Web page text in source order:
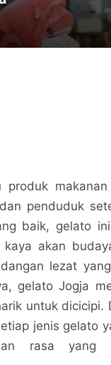
penduduk
baik, gelato
akan
lezat
gelato Jogja
untuk dicicipi.
jenis gelato
rasa yang